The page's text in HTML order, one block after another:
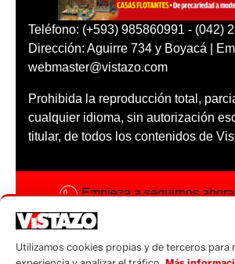
Teléfono: (+593) 985860991 - (042)
Dirección: Aguirre 734 y Boyacá |
webmaster@vistazo.com
Prohibida la reproducción total,
cualquier idioma, sin autorización
titular, de todos los contenidos de
Empieza a seguirnos ahora
Código ética
Utilizamos cookies propias y de terceros para